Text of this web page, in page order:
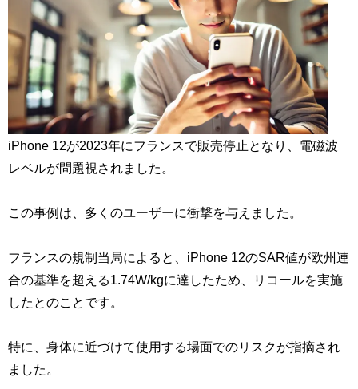
iPhone 12が2023年にフランスで販売停止となり、電磁波
レベルが問題視されました。
この事例は、多くのユーザーに衝撃を与えました。
フランスの規制当局によると、iPhone 12のSAR値が欧州連
合の基準を超える1.74W/kgに達したため、リコールを実施
したとのことです。
特に、身体に近づけて使用する場面でのリスクが指摘され
ました。